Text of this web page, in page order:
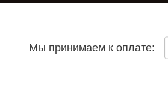
Мы принимаем к оплате: